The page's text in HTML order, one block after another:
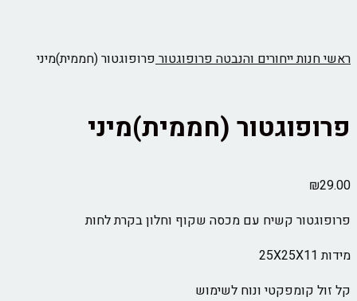
ראשיחנותייחורים והנבטהפרופוגטור פרופוגטור (חממית)מיני
פרופוגטור (חממית)מיני
₪29.00
פרופוגטור קשיח עם מכסה שקוף וחלון בקרת לחות
מידות 25X25X11
קל זול קומפקטי ונוח לשימוש